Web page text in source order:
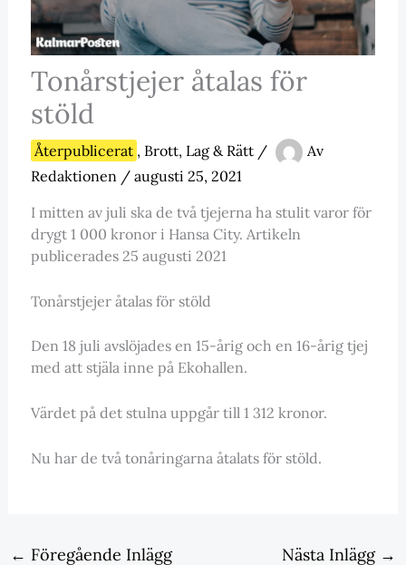
Tonårstjejer åtalas för
stöld
Återpublicerat , Brott, Lag & Rätt/
Av
Redaktionen / augusti 25, 2021
I mitten av juli ska de två tjejerna ha stulit varor för
drygt 1 000 kronor i Hansa City. Artikeln
publicerades 25 augusti 2021
Tonårstjejer åtalas för stöld
Den 18 juli avslöjades en 15-årig och en 16-årig tjej
med att stjäla inne på Ekohallen.
Värdet på det stulna uppgår till 1 312 kronor.
Nu har de två tonåringarna åtalats för stöld.
← Föregående Inlägg Nästa Inlägg →